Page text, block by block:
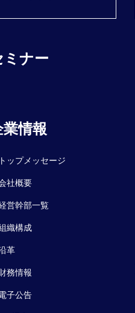
ミナー
業情報
トップメッセージ
社概要
営幹部一覧
織構成
革
務情報
子公告